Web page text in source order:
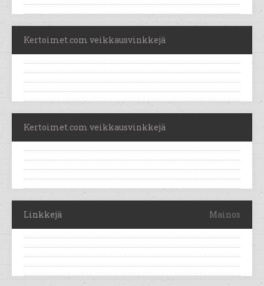
Kertoimet.com veikkausvinkkejä
Kertoimet.com veikkausvinkkejä
Linkkejä Mainos